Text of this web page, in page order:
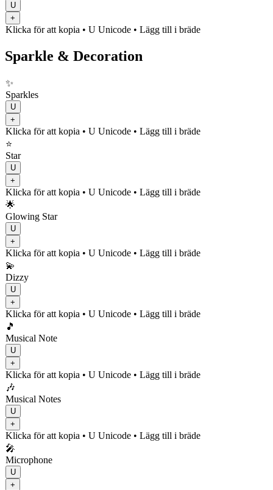
U
+
Klicka för att kopia • U Unicode • Lägg till i bräde
Sparkle & Decoration
✨
Sparkles
U
+
Klicka för att kopia • U Unicode • Lägg till i bräde
⭐
Star
U
+
Klicka för att kopia • U Unicode • Lägg till i bräde
🌟
Glowing Star
U
+
Klicka för att kopia • U Unicode • Lägg till i bräde
💫
Dizzy
U
+
Klicka för att kopia • U Unicode • Lägg till i bräde
🎵
Musical Note
U
+
Klicka för att kopia • U Unicode • Lägg till i bräde
🎶
Musical Notes
U
+
Klicka för att kopia • U Unicode • Lägg till i bräde
🎤
Microphone
U
+